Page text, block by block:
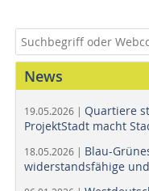
News
19.05.2026 | Quartiere
ProjektStadt macht
18.05.2026 | Blau-
widerstandsfähige